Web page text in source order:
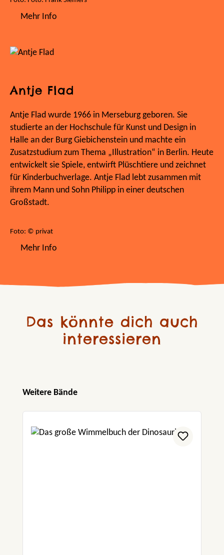
Mehr Info
Antje Flad
Antje Flad wurde 1966 in Merseburg geboren. Sie
studierte an der Hochschule für Kunst und Design in
Halle an der Burg Giebichenstein und machte ein
Zusatzstudium zum Thema „Illustration“ in Berlin. Heute
entwickelt sie Spiele, entwirft Plüschtiere und zeichnet
für Kinderbuchverlage. Antje Flad lebt zusammen mit
ihrem Mann und Sohn Philipp in einer deutschen
Großstadt.
Foto: © privat
Mehr Info
Das könnte dich auch
interessieren
Produktgalerie überspringen
Weitere Bände